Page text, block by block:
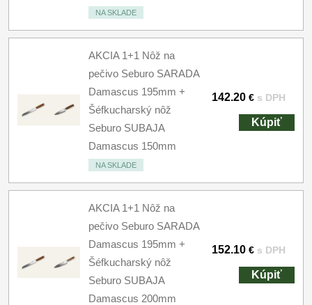
NA SKLADE
AKCIA 1+1 Nôž na
pečivo Seburo SARADA
Damascus 195mm +
Šéfkucharský nôž
Seburo SUBAJA
Damascus 150mm
NA SKLADE
142.20 € s DPH
Kúpiť
AKCIA 1+1 Nôž na
pečivo Seburo SARADA
Damascus 195mm +
Šéfkucharský nôž
Seburo SUBAJA
Damascus 200mm
152.10 € s DPH
Kúpiť